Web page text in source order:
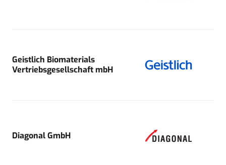
Geistlich Biomaterials
Vertriebsgesellschaft mbH
Diagonal GmbH